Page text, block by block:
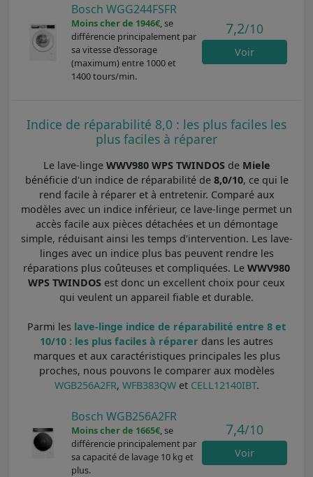
Bosch WGG244FSFR
Moins cher de 1946€, se
différencie principalement par
sa vitesse d’essorage
(maximum) entre 1000 et
1400 tours/min.
7,2/10
Voir
Indice de réparabilité 8,0 : les plus faciles les
plus faciles à réparer
Le lave-linge WWV980 WPS TWINDOSde Miele
bénéficie d'un indice de réparabilité de 8,0/10, ce qui le
rend facile à réparer et à entretenir. Comparé aux
modèles avec un indice inférieur, ce lave-linge permet un
accès facile aux pièces détachées et un démontage
simple, réduisant ainsi les temps d'intervention. Les lave-
linges avec un indice plus bas peuvent rendre les
réparations plus coûteuses et compliquées. Le WWV980
WPS TWINDOS est donc un excellent choix pour ceux
qui veulent un appareil fiable et durable.
Parmi les lave-linge indice de réparabilité entre 8 et
10/10 : les plus faciles à réparer dans les autres
marques et aux caractéristiques principales les plus
proches, nous pouvons le comparer aux modèles
WGB256A2FR, WFB383QWet CELL12140IBT.
Bosch WGB256A2FR
Moins cher de 1665€, se
différencie principalement par
sa capacité de lavage 10 kg et
plus.
7,4/10
Voir